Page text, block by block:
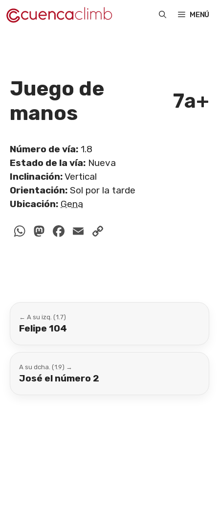
Saltar
al
MENÚ
Juego de
manos
7a+
Número de vía: 1.8
Estado de la vía: Nueva
Inclinación:Vertical
Orientación: Sol por la tarde
Ubicación: Gena
WhatsApp
Mastodon
Facebook
Email
← A su izq. (1.7)
Felipe 104
A su dcha. (1.9) →
José el número 2